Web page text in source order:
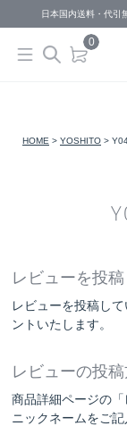
日本国内送料・代引
0
HOME YOSHITO
レビューを投
レビューを投稿し
ントいたします。
レビューの投
商品詳細ページの
ニックネームをご記